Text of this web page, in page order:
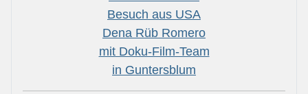
Besuch aus USA
Dena Rüb Romero
mit Doku-Film-Team
in Guntersblum